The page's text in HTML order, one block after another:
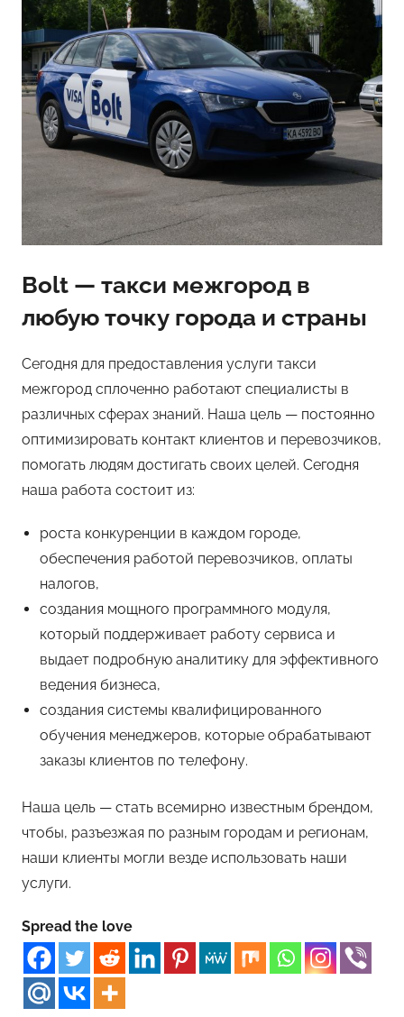
Bolt — такси межгород в
любую точку города и страны
Сегодня для предоставления услуги такси
межгород сплоченно работают специалисты в
различных сферах знаний. Наша цель — постоянно
оптимизировать контакт клиентов и перевозчиков,
помогать людям достигать своих целей. Сегодня
наша работа состоит из:
роста конкуренции в каждом городе,
обеспечения работой перевозчиков, оплаты
налогов,
создания мощного программного модуля,
который поддерживает работу сервиса и
выдает подробную аналитику для эффективного
ведения бизнеса,
создания системы квалифицированного
обучения менеджеров, которые обрабатывают
заказы клиентов по телефону.
Наша цель — стать всемирно известным брендом,
чтобы, разъезжая по разным городам и регионам,
наши клиенты могли везде использовать наши
услуги.
Spread the love